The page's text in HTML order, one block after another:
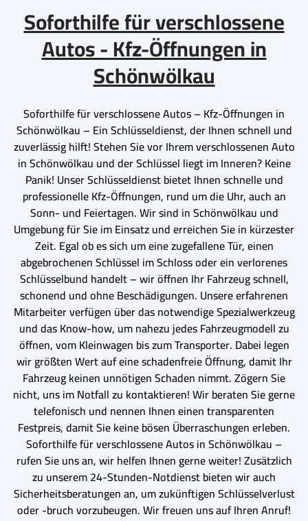
Soforthilfe für verschlossene
Autos - Kfz-Öffnungen in
Schönwölkau
Soforthilfe für verschlossene Autos – Kfz-Öffnungen in
Schönwölkau – Ein Schlüsseldienst, der Ihnen schnell und
zuverlässig hilft! Stehen Sie vor Ihrem verschlossenen Auto
in Schönwölkau und der Schlüssel liegt im Inneren? Keine
Panik! Unser Schlüsseldienst bietet Ihnen schnelle und
professionelle Kfz-Öffnungen, rund um die Uhr, auch an
Sonn- und Feiertagen. Wir sind in Schönwölkau und
Umgebung für Sie im Einsatz und erreichen Sie in kürzester
Zeit. Egal ob es sich um eine zugefallene Tür, einen
abgebrochenen Schlüssel im Schloss oder ein verlorenes
Schlüsselbund handelt – wir öffnen Ihr Fahrzeug schnell,
schonend und ohne Beschädigungen. Unsere erfahrenen
Mitarbeiter verfügen über das notwendige Spezialwerkzeug
und das Know-how, um nahezu jedes Fahrzeugmodell zu
öffnen, vom Kleinwagen bis zum Transporter. Dabei legen
wir größten Wert auf eine schadenfreie Öffnung, damit Ihr
Fahrzeug keinen unnötigen Schaden nimmt. Zögern Sie
nicht, uns im Notfall zu kontaktieren! Wir beraten Sie gerne
telefonisch und nennen Ihnen einen transparenten
Festpreis, damit Sie keine bösen Überraschungen erleben.
Soforthilfe für verschlossene Autos in Schönwölkau –
rufen Sie uns an, wir helfen Ihnen gerne weiter! Zusätzlich
zu unserem 24-Stunden-Notdienst bieten wir auch
Sicherheitsberatungen an, um zukünftigen Schlüsselverlust
oder -bruch vorzubeugen. Wir freuen uns auf Ihren Anruf!